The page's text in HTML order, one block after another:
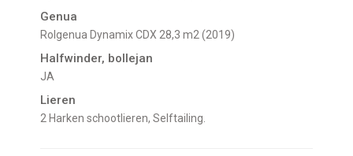
Genua
Rolgenua Dynamix CDX 28,3 m2 (2019)
Halfwinder, bollejan
JA
Lieren
2 Harken schootlieren, Selftailing.